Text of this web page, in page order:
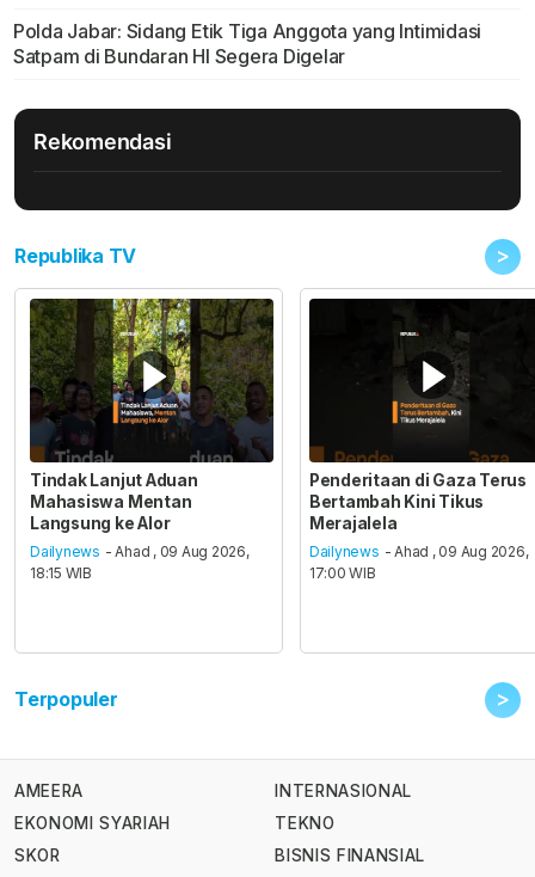
Polda Jabar: Sidang Etik Tiga Anggota yang Intimidasi
Satpam di Bundaran HI Segera Digelar
Rekomendasi
Republika TV >
Tindak Lanjut Aduan
Mahasiswa Mentan
Langsung ke Alor
Dailynews - Ahad , 09 Aug 2026,
18:15 WIB
Penderitaan di Gaza Terus
Bertambah Kini Tikus
Merajalela
Dailynews - Ahad , 09 Aug 2026,
17:00 WIB
Terpopuler >
AMEERA
EKONOMI SYARIAH
SKOR
INTERNASIONAL
TEKNO
BISNIS FINANSIAL